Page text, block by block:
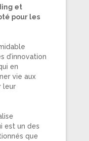
et
pour les
d’innovation
en
vie aux
leur
est un des
que